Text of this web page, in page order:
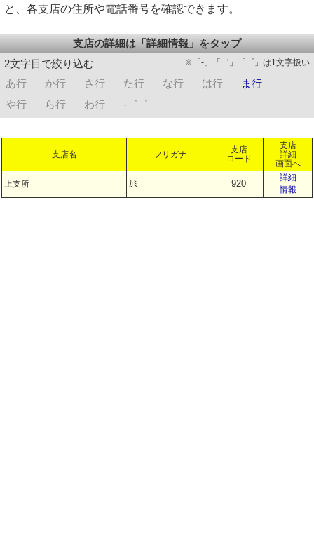
と、各支店の住所や電話番号を確認できます。
支店の詳細は「詳細情報」をタップ
2文字目で絞り込む
※「-」「゛」「゜」は1文字扱い
あ行 か行 さ行 た行 な行 は行
ま行
や行
ら行 わ行 -゛゜
支店名 フリガナ
支店
コード
支店
詳細
画面へ
上支所 ｶﾐ 920
詳細
情報